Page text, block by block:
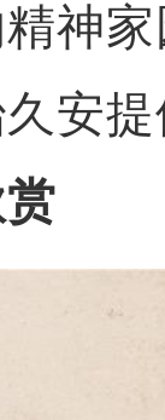
神
安